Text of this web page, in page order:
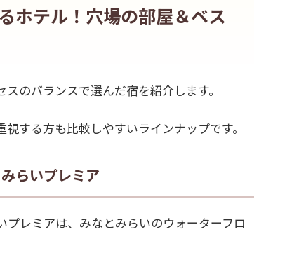
ホテル！穴場の部屋＆ベス
のバランスで選んだ宿を紹介します。
する方も比較しやすいラインナップです。
らいプレミア
レミアは、みなとみらいのウォーターフロ